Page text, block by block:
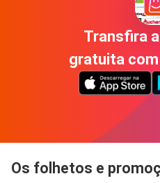
Transfira
gratuita
Os folhetos e